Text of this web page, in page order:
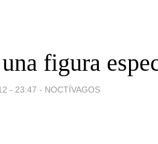
figura
- 23:47 - NOCTÍVAGOS